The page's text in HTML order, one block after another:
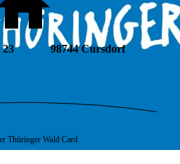
98744 Cursdorf
Thüringer Wald Card